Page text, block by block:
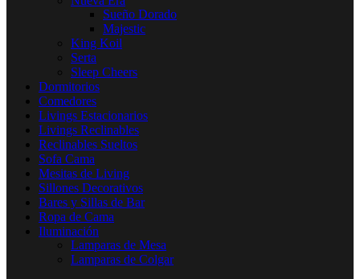
Sueño Dorado
Majestic
King Koil
Serta
Sleep Cheers
Dormitorios
Comedores
Livings Estacionarios
Livings Reclinables
Reclinables Sueltos
Sofa Cama
Mesitas de Living
Sillones Decorativos
Bares y Sillas de Bar
Ropa de Cama
Iluminación
Lamparas de Mesa
Lamparas de Colgar